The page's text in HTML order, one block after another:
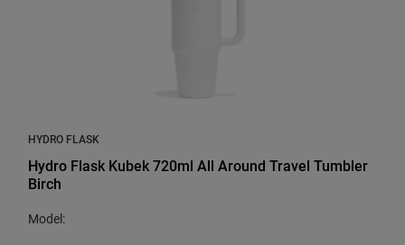
HYDRO FLASK
Hydro Flask Kubek 720ml All Around Travel Tumbler
Birch
Model: